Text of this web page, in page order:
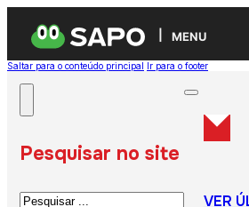
MENU
Saltar para o conteúdo principal Ir para o footer
Pesquisar no site
Pesquisar VER